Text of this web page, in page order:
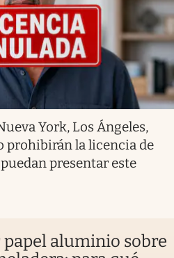
York, Los Ángeles,
prohibirán la licencia de
presentar este
papel aluminio sobre